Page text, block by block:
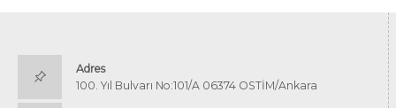
Adres
100. Yıl Bulvarı No:101/A 06374 OSTİM/Ankara